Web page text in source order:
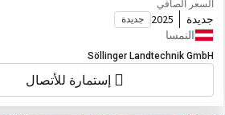
السعر الصافي
جديدة 2025 جديدة
النمسا
Söllinger Landtechnik GmbH
إستمارة للأتصال